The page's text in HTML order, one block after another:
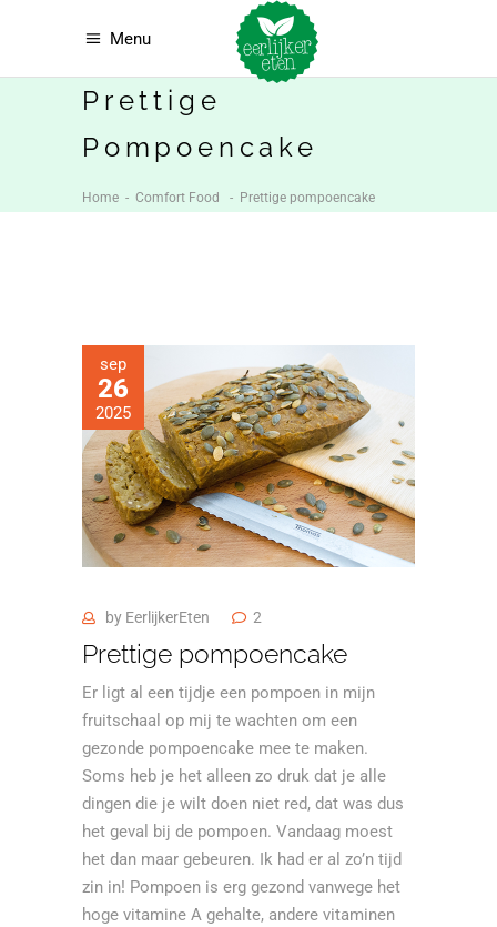
Menu
Prettige
Pompoencake
Home - Comfort Food - Prettige pompoencake
sep
26
2025
by EerlijkerEten 2
Prettige pompoencake
Er ligt al een tijdje een pompoen in mijn
fruitschaal op mij te wachten om een
gezonde pompoencake mee te maken.
Soms heb je het alleen zo druk dat je alle
dingen die je wilt doen niet red, dat was dus
het geval bij de pompoen. Vandaag moest
het dan maar gebeuren. Ik had er al zo’n tijd
zin in! Pompoen is erg gezond vanwege het
hoge vitamine A gehalte, andere vitaminen